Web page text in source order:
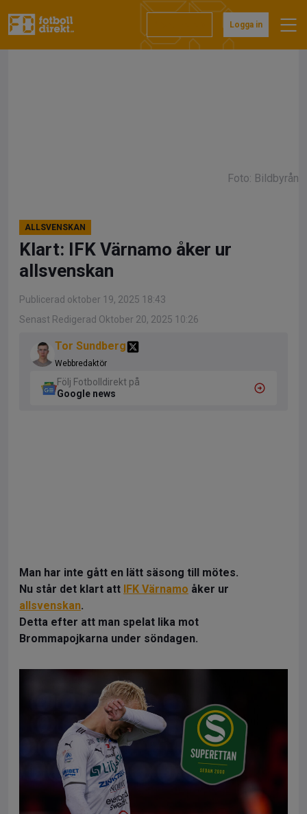
till
Logga in
Foto: Bildbyrån
ALLSVENSKAN
Klart: IFK Värnamo åker ur
allsvenskan
Publicerad oktober 19, 2025 18:43
Senast Redigerad Oktober 20, 2025 10:26
Tor Sundberg
Webbredaktör
Följ Fotbolldirekt på
Google news
Man har inte gått en lätt säsong till mötes.
Nu står det klart att IFK Värnamo åker ur
allsvenskan.
Detta efter att man spelat lika mot
Brommapojkarna under söndagen.